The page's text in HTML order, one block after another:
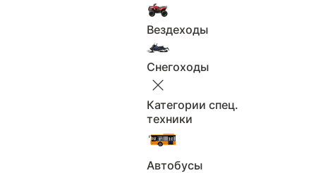
Вездеходы
Снегоходы
Категории спец.
техники
Автобусы